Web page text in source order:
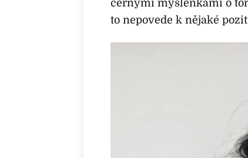
černými myšlenkami o
to nepovede k nějaké